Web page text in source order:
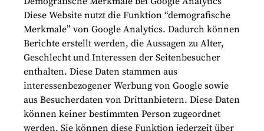
Diese Website nutzt die Funktion “demografische
Merkmale” von Google Analytics. Dadurch können
Berichte erstellt werden, die Aussagen zu Alter,
Geschlecht und Interessen der Seitenbesucher
enthalten. Diese Daten stammen aus
interessenbezogener Werbung von Google sowie
aus Besucherdaten von Drittanbietern. Diese Daten
können keiner bestimmten Person zugeordnet
werden. Sie können diese Funktion jederzeit über